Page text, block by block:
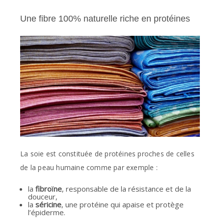
Une fibre 100% naturelle riche en protéines
La soie est constituée de protéines proches de celles
de la peau humaine comme par exemple :
lafibroïne, responsable de la résistance et de la
douceur,
laséricine, une protéine qui apaise et protège
l’épiderme.